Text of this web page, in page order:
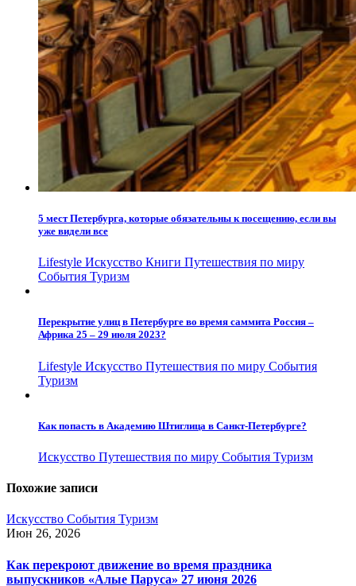
5 мест Петербурга, которые обязательны к посещению, если вы
уже видели все
Lifestyle Искусство Книги Путешествия по миру
События Туризм
Перекрытие улиц в Петербурге во время саммита Россия –
Африка 25 – 29 июля 2023?
Lifestyle Искусство Путешествия по миру События
Туризм
Как попасть в Академию Штиглица в Санкт-Петербурге?
Искусство Путешествия по миру События Туризм
Похожие записи
Искусство События Туризм
Июн 26, 2026
Как перекроют движение во время праздника
выпускников «Алые Паруса» 27 июня 2026